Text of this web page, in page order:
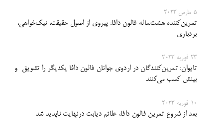
5 مارس 2023
تمرین‌کننده هشت‌ساله فالون دافا: پیروی از اصول حقیقت، نیک‌خواهی،
بردباری
23 فوریه 2023
تایوان: تمرین‌کنندگان در اردوی جوانان فالون دافا یکدیگر را تشویق و
بینش کسب می‌کنند
10 فوریه 2023
بعد از شروع تمرین فالون دافا، علائم دیابت درنهایت ناپدید شد